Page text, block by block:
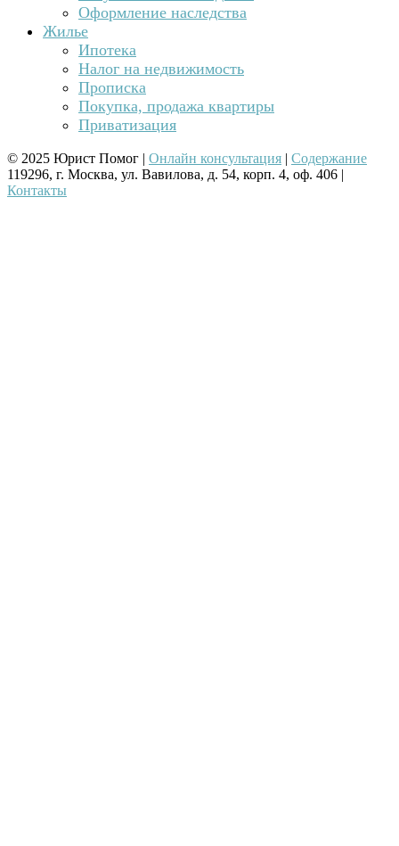
Оформление наследства
Жилье
Ипотека
Налог на недвижимость
Прописка
Покупка, продажа квартиры
Приватизация
© 2025 Юрист Помог | Онлайн консультация
Содержание
119296, г. Москва, ул. Вавилова, д. 54, корп. 4, оф. 406 |
Контакты